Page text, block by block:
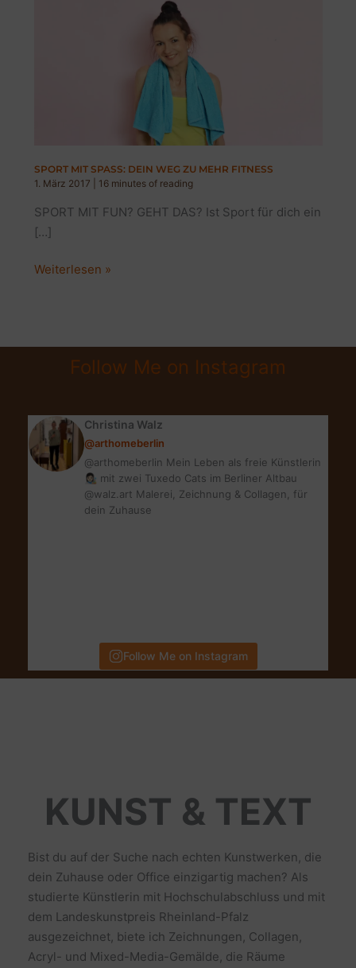
SPORT MIT SPASS: DEIN WEG ZU MEHR FITNESS
1. März 2017
16 minutes of reading
SPORT MIT FUN? GEHT DAS? Ist Sport für dich ein
[…]
SPORT
WEG
Weiterlesen »
Follow Me on Instagram
Christina Walz
@arthomeberlin
@arthomeberlin Mein Leben als freie Künstlerin
👩🏻‍🎨 mit zwei Tuxedo Cats im Berliner Altbau
@walz.art Malerei, Zeichnung & Collagen, für
dein Zuhause
Follow Me on Instagram
KUNST & TEXT
Bist du auf der Suche nach echten Kunstwerken, die
dein Zuhause oder Office einzigartig machen? Als
studierte Künstlerin mit Hochschulabschluss und mit
dem Landeskunstpreis Rheinland-Pfalz
ausgezeichnet, biete ich Zeichnungen, Collagen,
Acryl- und Mixed-Media-Gemälde, die Räume